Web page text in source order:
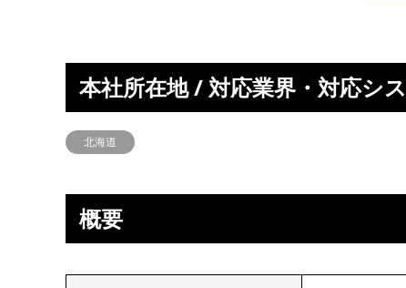
本社所在地 / 対応業界・対応シ
北海道
概要